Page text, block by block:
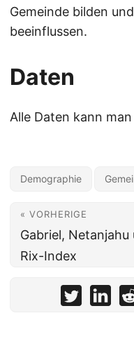
Gemeinde bilden
beeinflussen.
Daten
Alle Daten kann
Demographie
« VORHERIGE
Gabriel, Netanjahu
Rix-Index